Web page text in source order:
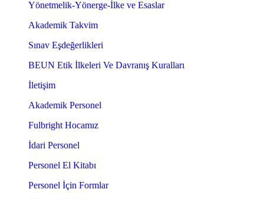
Yönetmelik-Yönerge-İlke ve Esaslar
Akademik Takvim
Sınav Eşdeğerlikleri
BEUN Etik İlkeleri Ve Davranış Kuralları
İletişim
Akademik Personel
Fulbright Hocamız
İdari Personel
Personel El Kitabı
Personel İçin Formlar